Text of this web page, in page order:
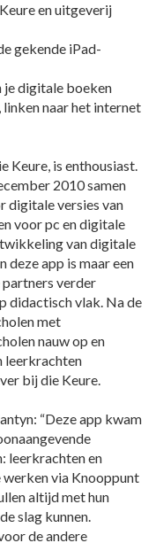
en uitgeverij
gekende iPad-
je digitale boeken
naar het internet
Keure, is enthousiast.
2010 samen
digitale versies van
voor pc en digitale
van digitale
deze app is maar een
verder
didactisch vlak. Na de
met
nauw op en
leerkrachten
bij die Keure.
“Deze app kwam
leerkrachten en
werken via Knooppunt
altijd met hun
slag kunnen.
de andere